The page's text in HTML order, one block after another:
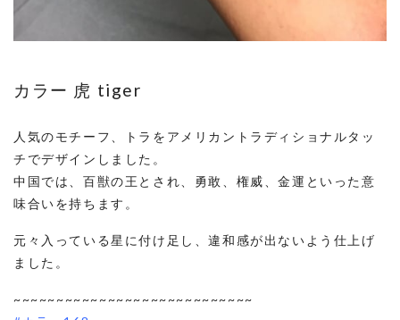
カラー 虎 tiger
人気のモチーフ、トラをアメリカントラディショナルタッ
チでデザインしました。
中国では、百獣の王とされ、勇敢、権威、金運といった意
味合いを持ちます。
元々入っている星に付け足し、違和感が出ないよう仕上げ
ました。
~~~~~~~~~~~~~~~~~~~~~~~~~~~~